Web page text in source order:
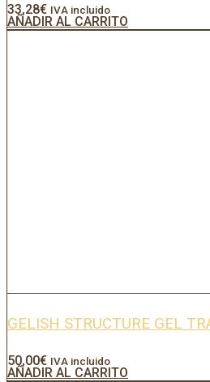
33,28€ IVA incluido
AÑADIR AL CARRITO
GELISH STRUCTURE GEL
50,00€ IVA incluido
AÑADIR AL CARRITO